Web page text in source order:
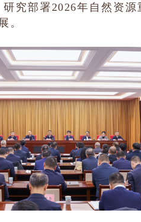
究部署2026年自然资
。